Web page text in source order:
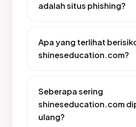
adalah situs phishing?
Apa yang terlihat
shineseducation.com?
Seberapa sering
shineseducation.com
ulang?